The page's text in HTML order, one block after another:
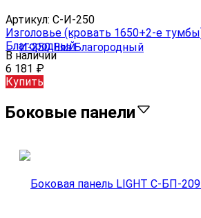
Артикул: С-И-250
Изголовье (кровать 1650+2-е
Благородный
В наличии
6 181 ₽
Купить
Боковые панели